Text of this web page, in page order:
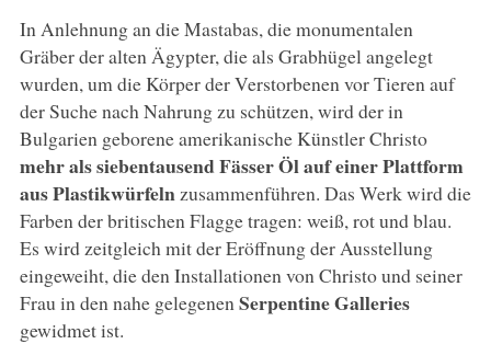
In Anlehnung an die Mastabas, die monumentalen
Gräber der alten Ägypter, die als Grabhügel angelegt
wurden, um die Körper der Verstorbenen vor Tieren auf
der Suche nach Nahrung zu schützen, wird der in
Bulgarien geborene amerikanische Künstler Christo
mehr als siebentausend Fässer Öl auf einer Plattform
aus Plastikwürfeln zusammenführen. Das Werk wird die
Farben der britischen Flagge tragen: weiß, rot und blau.
Es wird zeitgleich mit der Eröffnung der Ausstellung
eingeweiht, die den Installationen von Christo und seiner
Frau in den nahe gelegenen Serpentine Galleries
gewidmet ist.